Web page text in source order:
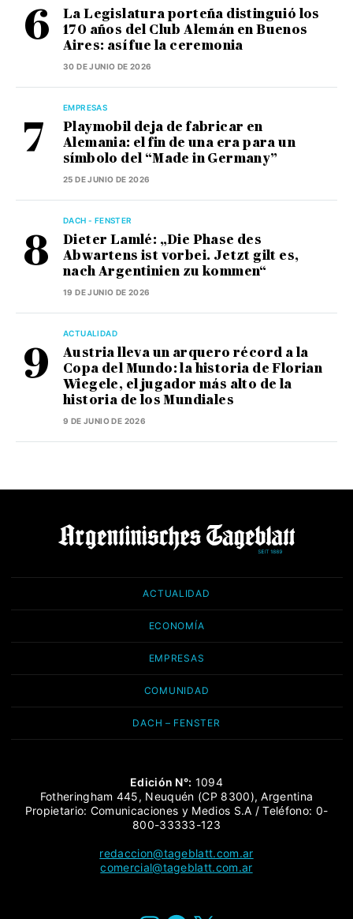
La Legislatura porteña distinguió los
170 años del Club Alemán en Buenos
Aires: así fue la ceremonia
30 DE JUNIO DE 2026
EMPRESAS
Playmobil deja de fabricar en
Alemania: el fin de una era para un
símbolo del “Made in Germany”
25 DE JUNIO DE 2026
DACH - FENSTER
Dieter Lamlé: „Die Phase des
Abwartens ist vorbei. Jetzt gilt es,
nach Argentinien zu kommen“
19 DE JUNIO DE 2026
ACTUALIDAD
Austria lleva un arquero récord a la
Copa del Mundo: la historia de Florian
Wiegele, el jugador más alto de la
historia de los Mundiales
9 DE JUNIO DE 2026
ACTUALIDAD
ECONOMÍA
EMPRESAS
COMUNIDAD
DACH – FENSTER
Edición N°: 1094
Fotheringham 445, Neuquén (CP 8300), Argentina
Propietario: Comunicaciones y Medios S.A / Teléfono: 0-
800-33333-123
redaccion@tageblatt.com.ar
comercial@tageblatt.com.ar